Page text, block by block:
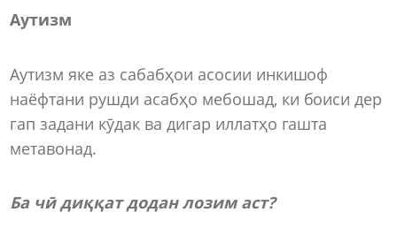
Аутизм
Аутизм яке аз сабабҳои асосии инкишоф
наёфтани рушди асабҳо мебошад, ки боиси дер
гап задани кӯдак ва дигар иллатҳо гашта
метавонад.
Ба чӣ диққат додан лозим аст?